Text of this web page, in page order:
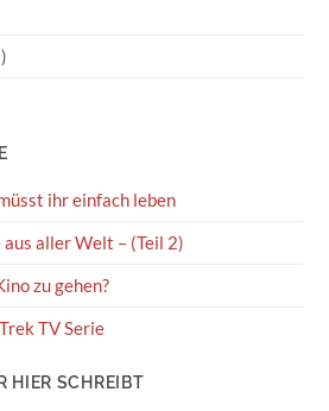
ihr einfach leben
aller Welt – (Teil 2)
zu gehen?
TV Serie
HIER SCHREIBT